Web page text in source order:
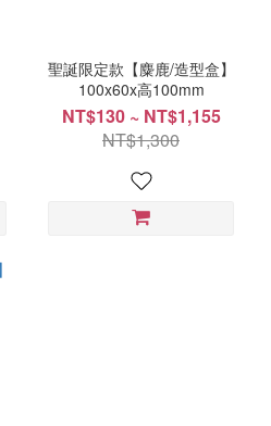
聖誕限定款【麋鹿/造型盒】
100x60x高100mm
NT$130 ~ NT$1,155
NT$1,300